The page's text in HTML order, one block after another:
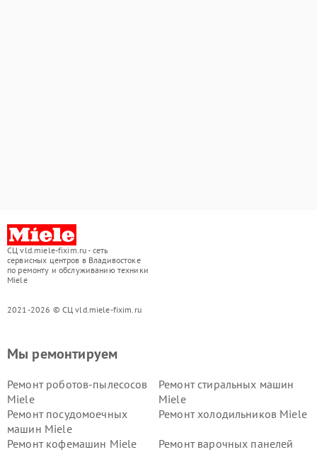
СЦ vld.miele-fixim.ru - сеть
сервисных центров в Владивостоке
по ремонту и обслуживанию техники
Miele
2021-2026 © СЦ vld.miele-fixim.ru
Мы ремонтируем
Ремонт роботов-пылесосов
Miele
Ремонт стиральных машин
Miele
Ремонт посудомоечных
машин Miele
Ремонт холодильников Miele
Ремонт кофемашин Miele
Ремонт варочных панелей